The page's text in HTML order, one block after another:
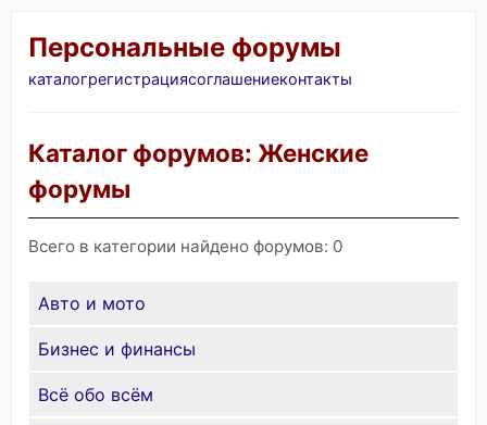
Персональные форумы
каталогрегистрациясоглашениеконтакты
Каталог форумов: Женские
форумы
Всего в категории найдено форумов: 0
Авто и мото
Бизнес и финансы
Всё обо всём